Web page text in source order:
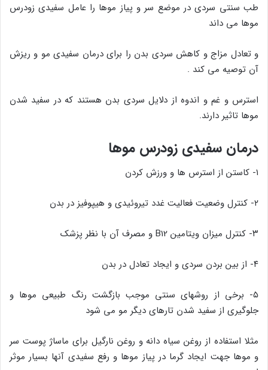
طب سنتی سردی در موضع سر و پیاز موها را عامل سفیدی زودرس
موها می داند
و تعادل مزاج و کاهش سردی بدن را برای درمان سفیدی مو و ریزش
آن توصیه می کند .
استرس و غم و اندوه از دلایل سردی بدن هستند که در سفید شدن
موها تاثیر دارند.
درمان سفیدی زودرس موها
۱- کاستن از استرس ها و ورزش کردن
۲- کنترل وضعیت فعالیت غدد تیروئیدی و هیپوفیز در بدن
۳- کنترل میزان ویتامین B12 و مصرف آن با نظر پزشک
۴- از بین بردن سردی و ایجاد تعادل در بدن
۵- برخی از روشهای سنتی موجب بازگشت رنگ طبیعی موها و
جلوگیری از سفید شدن تارهای دیگر مو می شود
مثلا استفاده از روغن سیاه دانه و روغن نارگیل برای ماساژ پوست سر
و موها جهت ایجاد گرما در پیاز موها و رفع سفیدی آنها بسیار موثر